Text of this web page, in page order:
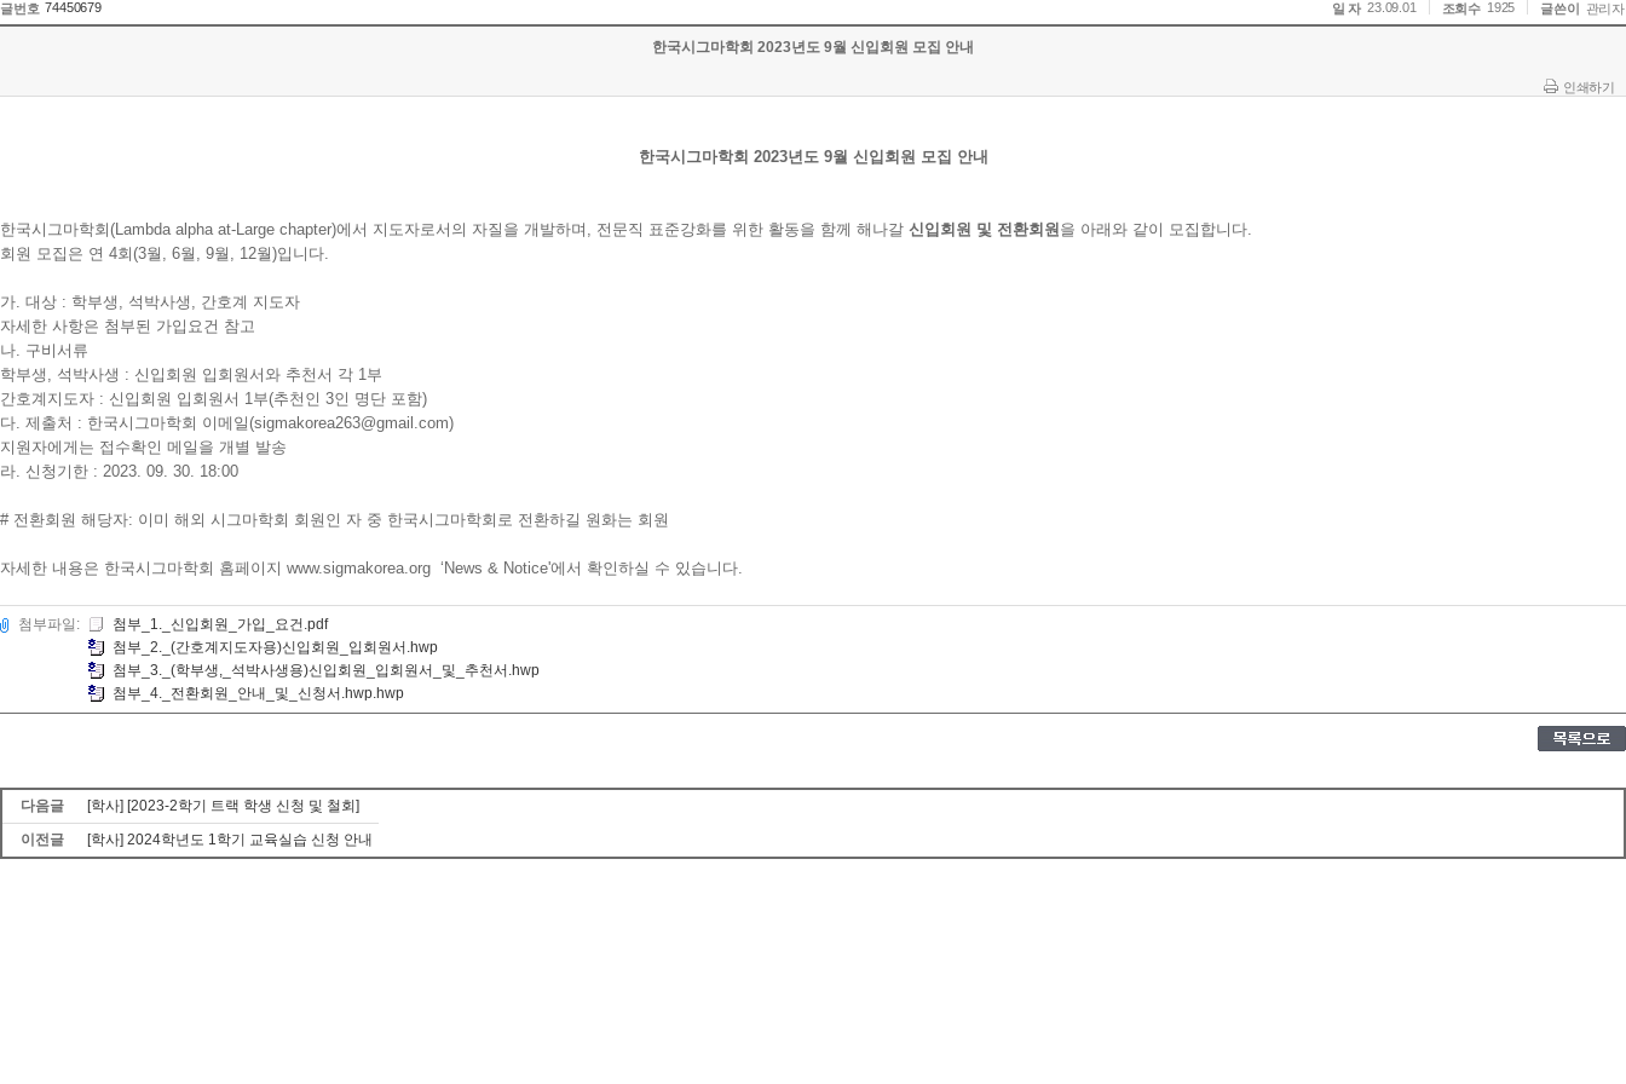
글번호 74450679 일 자 23.09.01 조회수 1925 글쓴이 관리자
한국시그마학회 2023년도 9월 신입회원 모집 안내
인쇄하기
한국시그마학회 2023년도 9월 신입회원 모집 안내
한국시그마학회(Lambda alpha at-Large chapter)에서 지도자로서의 자질을 개발하며, 전문직 표준강화를 위한 활동을 함께 해나갈 신입회원 및 전환회원 을 아래와 같이 모집합니다.
회원 모집은 연 4회(3월, 6월, 9월, 12월)입니다.
가. 대상 : 학부생, 석박사생, 간호계 지도자
자세한 사항은 첨부된 가입요건 참고
나. 구비서류
학부생, 석박사생 : 신입회원 입회원서와 추천서 각 1부
간호계지도자 : 신입회원 입회원서 1부(추천인 3인 명단 포함)
다. 제출처 : 한국시그마학회 이메일(sigmakorea263@gmail.com)
지원자에게는 접수확인 메일을 개별 발송
라. 신청기한 : 2023. 09. 30. 18:00
# 전환회원 해당자: 이미 해외 시그마학회 회원인 자 중 한국시그마학회로 전환하길 원화는 회원
자세한 내용은 한국시그마학회 홈페이지 www.sigmakorea.org ‘News & Notice'에서 확인하실 수 있습니다.
첨부파일:
첨부_1._신입회원_가입_요건.pdf
첨부_2._(간호계지도자용)신입회원_입회원서.hwp
첨부_3._(학부생,_석박사생용)신입회원_입회원서_및_추천서.hwp
첨부_4._전환회원_안내_및_신청서.hwp.hwp
다음글
[학사] [2023-2학기 트랙 학생 신청 및 철회]
이전글
[학사] 2024학년도 1학기 교육실습 신청 안내